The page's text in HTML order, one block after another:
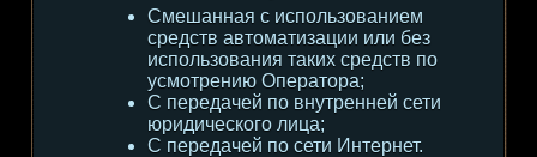
Смешанная с использованием
средств автоматизации или без
использования таких средств по
усмотрению Оператора;
С передачей по внутренней сети
юридического лица;
С передачей по сети Интернет.